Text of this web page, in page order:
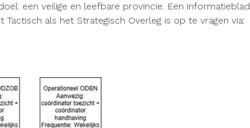
een veilige en leefbare provincie. Een informatieblad
als het Strategisch Overleg is op te vragen via: